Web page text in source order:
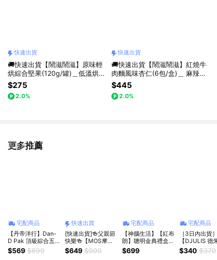
快速出貨
🚚快速出貨【鬧滋鬧滋】原味輕
烘綜合堅果(120g/罐)＿低溫烘
焙．口感豐富＿8種營養一次滿
足
$275
2.0%
快速出貨
🚚快速出貨【鬧滋鬧滋】紅燒牛
肉麵風味杏仁(6包/盒)＿ 麻辣唰
嘴．爽脆美味＿獨家道地口味
$445
2.0%
更多推薦
看更多
宅配商品
【丹帝洋行】Dan-
D Pak 頂級綜合五堅
果-無調味輕烘焙
908g｜原味無添加
$569 $699
快速出貨
[快速出貨]🍻父親節
快樂🍻【MOS摩斯
漢堡】無調味綜合堅
果2罐 +玄米煎茶10
$649 $900
宅配商品
【神腦生活】【紅布
朗】聰明金典禮盒
(蔓越莓乾+鹽烤3色
堅果+聰明堅果) 核
$699
宅配商品
［3日內出貨
【DJULIS 德
斯】紅藜紅烏
4包禮盒｜台
$340 $370